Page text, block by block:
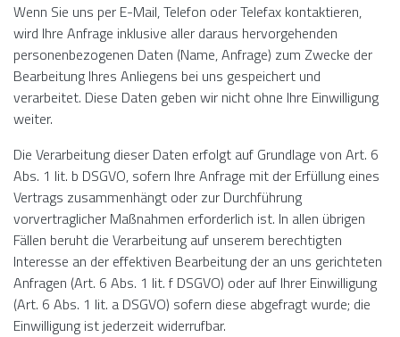
Wenn Sie uns per E-Mail, Telefon oder Telefax kontaktieren,
wird Ihre Anfrage inklusive aller daraus hervorgehenden
personenbezogenen Daten (Name, Anfrage) zum Zwecke der
Bearbeitung Ihres Anliegens bei uns gespeichert und
verarbeitet. Diese Daten geben wir nicht ohne Ihre Einwilligung
weiter.
Die Verarbeitung dieser Daten erfolgt auf Grundlage von Art. 6
Abs. 1 lit. b DSGVO, sofern Ihre Anfrage mit der Erfüllung eines
Vertrags zusammenhängt oder zur Durchführung
vorvertraglicher Maßnahmen erforderlich ist. In allen übrigen
Fällen beruht die Verarbeitung auf unserem berechtigten
Interesse an der effektiven Bearbeitung der an uns gerichteten
Anfragen (Art. 6 Abs. 1 lit. f DSGVO) oder auf Ihrer Einwilligung
(Art. 6 Abs. 1 lit. a DSGVO) sofern diese abgefragt wurde; die
Einwilligung ist jederzeit widerrufbar.